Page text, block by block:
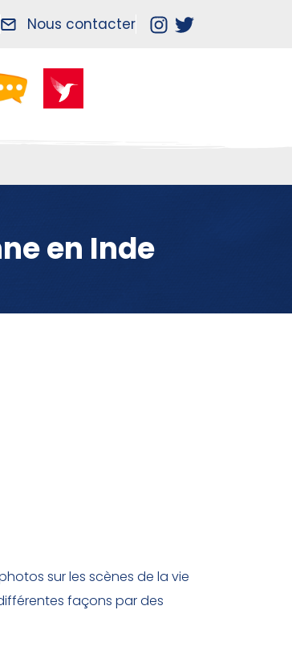
Nous contacter
en Inde
sur les scènes de la vie
façons par des